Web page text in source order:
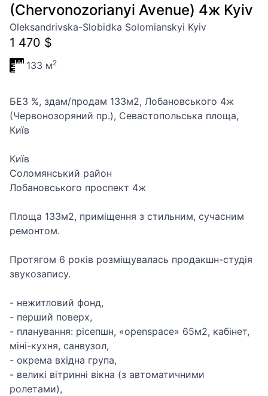
(Chervonozorianyi Avenue) 4ж Kyiv
Oleksandrivska-Slobidka Solomianskyi Kyiv
1 470 $
133 м2
БЕЗ %, здам/продам 133м2, Лобановського 4ж
(Червонозоряний пр.), Севастопольська площа,
Київ
Київ
Соломянський район
Лобановського проспект 4ж
Площа 133м2, приміщення з стильним, сучасним
ремонтом.
Протягом 6 років розміщувалась продакшн-студія
звукозапису.
- нежитловий фонд,
- перший поверх,
- планування: рісепшн, «openspace» 65м2, кабінет,
міні-кухня, санвузол,
- окрема вхідна група,
- великі вітринні вікна (з автоматичними
ролетами),